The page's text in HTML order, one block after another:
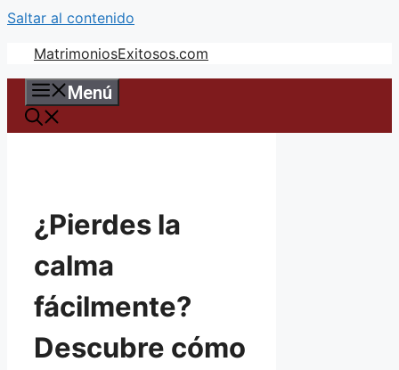
Saltar al contenido
MatrimoniosExitosos.com
Menú
¿Pierdes la
calma
fácilmente?
Descubre cómo